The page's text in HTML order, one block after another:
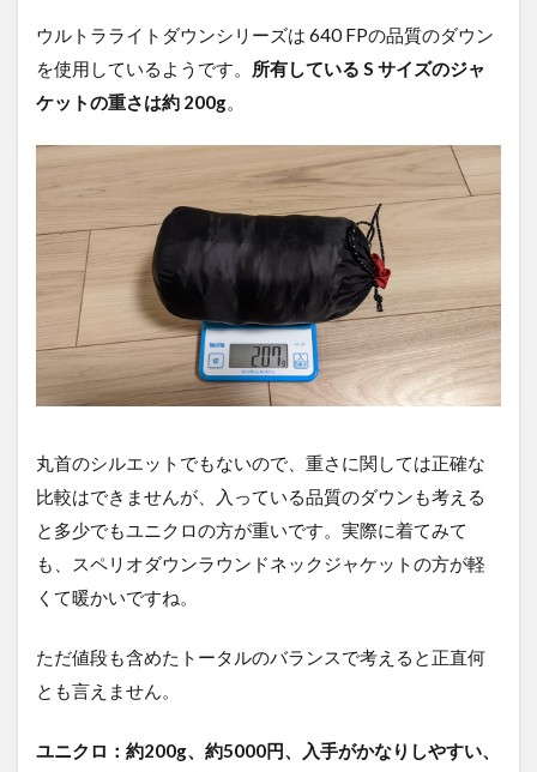
ウルトラライトダウンシリーズは 640 FPの品質のダウン
を使用しているようです。 所有している S サイズのジャ
ケットの重さは約 200g。
丸首のシルエットでもないので、重さに関しては正確な
比較はできませんが、入っている品質のダウンも考える
と多少でもユニクロの方が重いです。実際に着てみて
も、スペリオダウンラウンドネックジャケットの方が軽
くて暖かいですね。
ただ値段も含めたトータルのバランスで考えると正直何
とも言えません。
ユニクロ：約200g、約5000円、入手がかなりしやすい、